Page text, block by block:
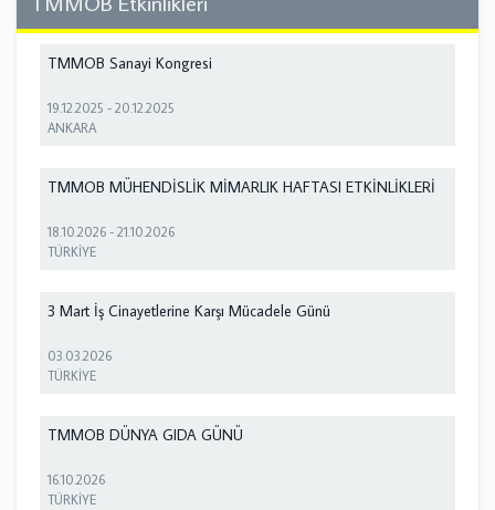
TMMOB Sanayi Kongresi
19.12.2025 -20.12.2025
ANKARA
TMMOB MÜHENDİSLİK MİMARLIK HAFTASI ETKİNLİKLERİ
18.10.2026 -21.10.2026
TÜRKİYE
3 Mart İş Cinayetlerine Karşı Mücadele Günü
03.03.2026
TÜRKİYE
TMMOB DÜNYA GIDA GÜNÜ
16.10.2026
TÜRKİYE